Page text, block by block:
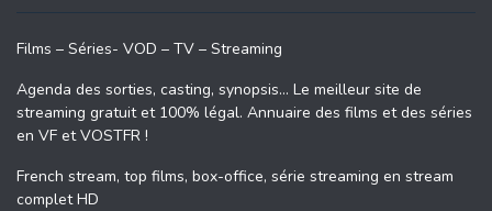
Films – Séries- VOD – TV – Streaming
Agenda des sorties, casting, synopsis… Le meilleur site de
streaming gratuit et 100% légal. Annuaire des films et des séries
en VF et VOSTFR !
French stream, top films, box-office, série streaming en stream
complet HD